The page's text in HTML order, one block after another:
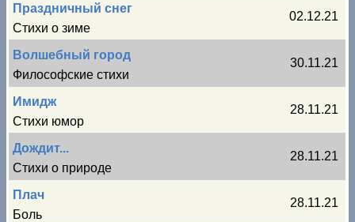
Праздничный снег
Стихи о зиме
02.12.21
Волшебный город
Философские стихи
30.11.21
Имидж
Стихи юмор
28.11.21
Дождит...
Стихи о природе
28.11.21
Плач
Боль
28.11.21